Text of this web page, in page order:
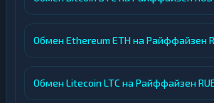
Обмен Ethereum ETH на Райффайзен
Обмен Litecoin LTC на Райффайзен